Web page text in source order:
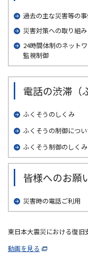
過去の主な災害等の
災害対策への取り組み
24時間体制のネット
監視制御
電話の渋滞（
ふくそうのしくみ
ふくそうの制御につ
ふくそう制御のしくみ
皆様へのお願
災害時の電話ご利用
東日本大震災における復旧
動画を見る